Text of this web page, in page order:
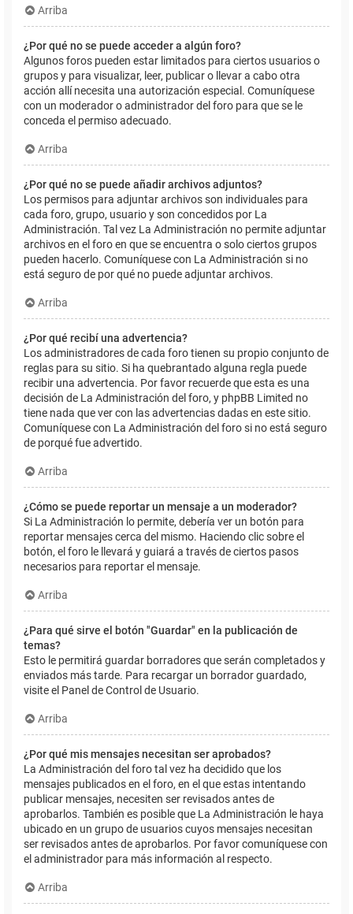
Arriba
¿Por qué no se puede acceder a algún foro?
Algunos foros pueden estar limitados para ciertos usuarios o
grupos y para visualizar, leer, publicar o llevar a cabo otra
acción allí necesita una autorización especial. Comuníquese
con un moderador o administrador del foro para que se le
conceda el permiso adecuado.
Arriba
¿Por qué no se puede añadir archivos adjuntos?
Los permisos para adjuntar archivos son individuales para
cada foro, grupo, usuario y son concedidos por La
Administración. Tal vez La Administración no permite adjuntar
archivos en el foro en que se encuentra o solo ciertos grupos
pueden hacerlo. Comuníquese con La Administración si no
está seguro de por qué no puede adjuntar archivos.
Arriba
¿Por qué recibí una advertencia?
Los administradores de cada foro tienen su propio conjunto de
reglas para su sitio. Si ha quebrantado alguna regla puede
recibir una advertencia. Por favor recuerde que esta es una
decisión de La Administración del foro, y phpBB Limited no
tiene nada que ver con las advertencias dadas en este sitio.
Comuníquese con La Administración del foro si no está seguro
de porqué fue advertido.
Arriba
¿Cómo se puede reportar un mensaje a un moderador?
Si La Administración lo permite, debería ver un botón para
reportar mensajes cerca del mismo. Haciendo clic sobre el
botón, el foro le llevará y guiará a través de ciertos pasos
necesarios para reportar el mensaje.
Arriba
¿Para qué sirve el botón "Guardar" en la publicación de
temas?
Esto le permitirá guardar borradores que serán completados y
enviados más tarde. Para recargar un borrador guardado,
visite el Panel de Control de Usuario.
Arriba
¿Por qué mis mensajes necesitan ser aprobados?
La Administración del foro tal vez ha decidido que los
mensajes publicados en el foro, en el que estas intentando
publicar mensajes, necesiten ser revisados antes de
aprobarlos. También es posible que La Administración le haya
ubicado en un grupo de usuarios cuyos mensajes necesitan
ser revisados antes de aprobarlos. Por favor comuníquese con
el administrador para más información al respecto.
Arriba